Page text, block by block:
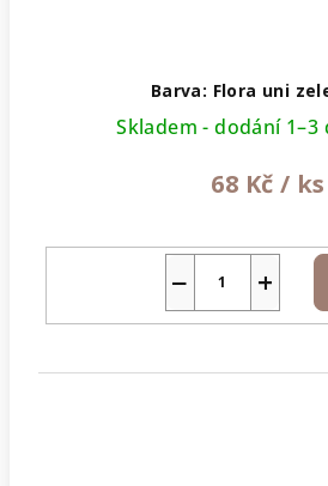
Barva: Flora uni
Skladem - dodání
68 Kč / ks
+
−